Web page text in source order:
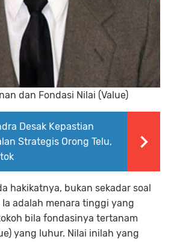
dan Fondasi Nilai (Value)
Desak Kepastian
Strategis Orong Telu,
hakikatnya, bukan sekadar soal
adalah menara tinggi yang
bila fondasinya tertanam
yang luhur. Nilai inilah yang